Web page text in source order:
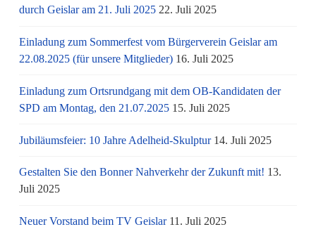
durch Geislar am 21. Juli 2025 22. Juli 2025
Einladung zum Sommerfest vom Bürgerverein Geislar am
22.08.2025 (für unsere Mitglieder) 16. Juli 2025
Einladung zum Ortsrundgang mit dem OB-Kandidaten der
SPD am Montag, den 21.07.2025 15. Juli 2025
Jubiläumsfeier: 10 Jahre Adelheid-Skulptur 14. Juli 2025
Gestalten Sie den Bonner Nahverkehr der Zukunft mit! 13.
Juli 2025
Neuer Vorstand beim TV Geislar 11. Juli 2025